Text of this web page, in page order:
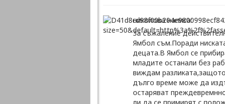
николова написа:
За съжаление
Ямбол съм.Поради
децата.В Ямбол се
младите останали без
виждам
дълго време може да
остаряват